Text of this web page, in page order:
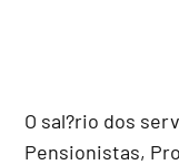
O sal?rio dos
Pensionistas,